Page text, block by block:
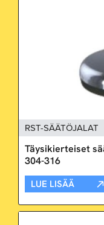
RST-SÄÄTÖJALAT
Täysikierteiset
304-316
LUE LISÄÄ